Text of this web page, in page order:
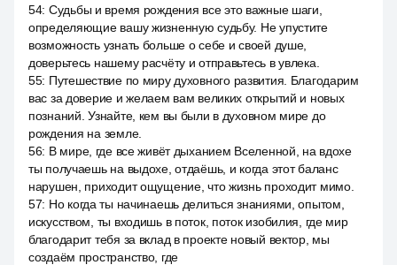
54: Судьбы и время рождения все это важные шаги,
определяющие вашу жизненную судьбу. Не упустите
возможность узнать больше о себе и своей душе,
доверьтесь нашему расчёту и отправьтесь в увлека.
55: Путешествие по миру духовного развития. Благодарим
вас за доверие и желаем вам великих открытий и новых
познаний. Узнайте, кем вы были в духовном мире до
рождения на земле.
56: В мире, где все живёт дыханием Вселенной, на вдохе
ты получаешь на выдохе, отдаёшь, и когда этот баланс
нарушен, приходит ощущение, что жизнь проходит мимо.
57: Но когда ты начинаешь делиться знаниями, опытом,
искусством, ты входишь в поток, поток изобилия, где мир
благодарит тебя за вклад в проекте новый вектор, мы
создаём пространство, где